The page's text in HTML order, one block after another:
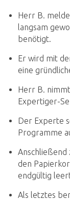
Herr B.
langsam
benötigt.
Er wird mit
eine
Herr B.
Expertiger-
Der Experte
Programme
den
endgültig
Als letztes